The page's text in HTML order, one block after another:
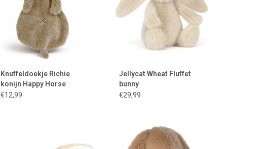
Knuffeldoekje Richie
konijn Happy Horse
€12,99
Jellycat Wheat Fluffet
bunny
€29,99
zodat je het overal mee naar toe
Zacht konijntje van Maileg
TOEVOEGEN AAN WINKELWAGEN